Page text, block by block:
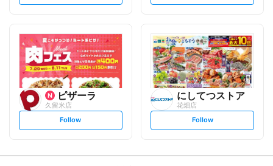
t
l
o
w
t
l
o
w
ピザーラ
久留米店
s
t
Follow
にしてつストア
花畑店
s
t
Follow